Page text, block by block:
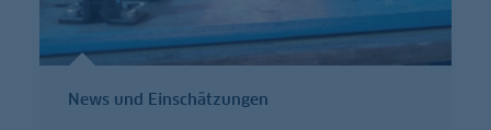
News und Einschätzungen